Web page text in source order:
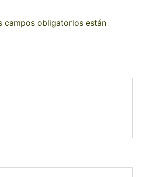
campos obligatorios están